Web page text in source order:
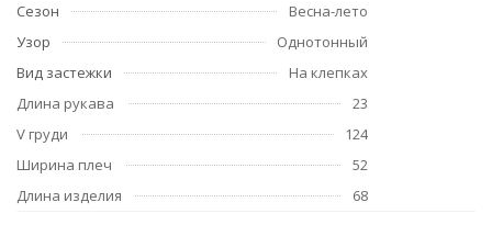
Сезон
Весна-лето
Узор
Однотонный
Вид застежки
На клепках
Длина рукава
23
V груди
124
Ширина плеч
52
Длина изделия
68